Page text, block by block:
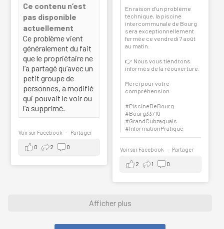
Ce contenu n’est
pas disponible
actuellement
Ce problème vient
généralement du fait
que le propriétaire ne
l’a partagé qu’avec un
petit groupe de
personnes, a modifié
qui pouvait le voir ou
l’a supprimé.
Voir sur Facebook · Partager
0 2 0
En raison d’un problème
technique, la piscine
intercommunale de Bourg
sera exceptionnellement
fermée ce vendredi 7 août
au matin.
👉 Nous vous tiendrons
informés de la réouverture.
Merci pour votre
compréhension
#PiscineDeBourg
#Bourg33710
#GrandCubzaguais
#InformationPratique
Voir sur Facebook · Partager
2 1 0
Afficher plus